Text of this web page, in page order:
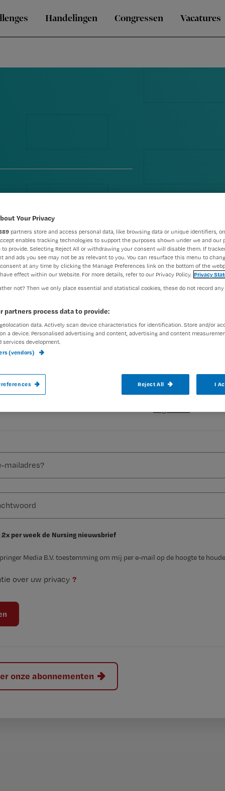
Handelingen Congressen Vacatures
Registreren
Wil je dit artikel lezen?
gratis een account aan en lees 2 artikelen gratis per
2x per week de Nursing nieuwsbrief
Media B.V. toestemming om mij per e-mail op de hoogte te
over uw privacy ?
onze abonnementen
Het gaat slecht met de hbo-v in
Bij mij op school (hbo-v Heerlen) was het rampzalig gesteld
Your Privacy
partners store and access personal data, like browsing data or unique identifiers,
enables tracking technologies to support the purposes shown under we and our
to provide. Selecting Reject All or withdrawing your consent will disable them. If
and ads you see may not be as relevant to you. You can resurface this menu to
at any time by clicking the Manage Preferences link on the bottom of the
effect within our Website. For more details, refer to our Privacy Policy. Privacy
not? Then we only place essential and statistical cookies, these do not record
partners process data to provide:
data. Actively scan device characteristics for identification. Store and/or
a device. Personalised advertising and content, advertising and content
services development.
(vendors)
Reject All I